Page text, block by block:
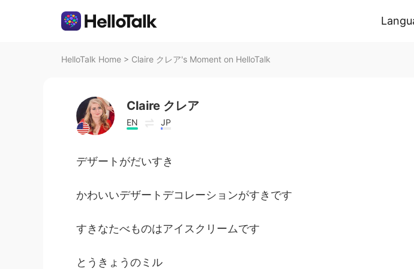
HelloTalk Home > Claire クレア's Moment on HelloTalk
Claire クレア
EN JP
デザートがだいすき
かわいいデザートデコレーションがすきです
すきなたべものはアイスクリームです
とうきょうのミル